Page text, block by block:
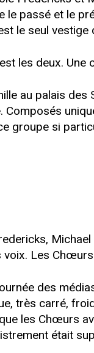
passé et le
le seul vestige
les deux.
au palais
groupe si
voix. Les
des
très carré,
les Chœurs
était